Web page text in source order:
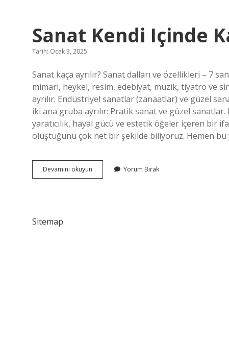
Sanat Kendi Içinde
Tarih: Ocak 3, 2025
Sanat kaça ayrılır? Sanat dalları ve özellikleri – 7
mimari, heykel, resim, edebiyat, müzik, tiyatro ve
ayrılır: Endüstriyel sanatlar (zanaatlar) ve güzel
iki ana gruba ayrılır: Pratik sanat ve güzel sanatlar.
yaratıcılık, hayal gücü ve estetik öğeler içeren bir
oluştuğunu çok net bir şekilde biliyoruz. Hemen bu
Devamını okuyun
Kendi
Yorum Bırak
Sitemap